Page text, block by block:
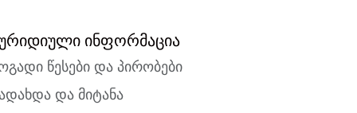
ინფორმაცია
წესები და პირობები
და მიტანა